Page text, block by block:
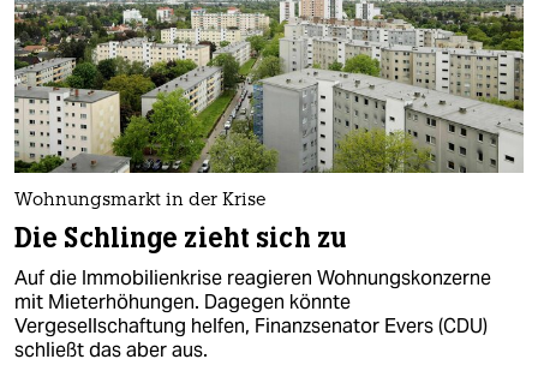
Wohnungsmarkt in der Krise
Die Schlinge zieht sich zu
Auf die Immobilienkrise reagieren Wohnungskonzerne
mit Mieterhöhungen. Dagegen könnte
Vergesellschaftung helfen, Finanzsenator Evers (CDU)
schließt das aber aus.